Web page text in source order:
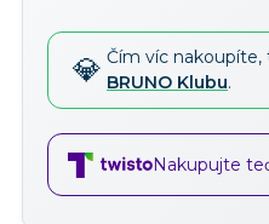
cena:
Čím víc
BRUNO Klubu.
Nakupujte